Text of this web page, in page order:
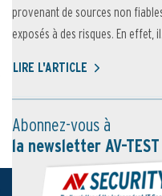
provenant de sources non
exposés à des risques. En effet,
LIRE L'ARTICLE
Abonnez-vous à
la newsletter AV-TEST